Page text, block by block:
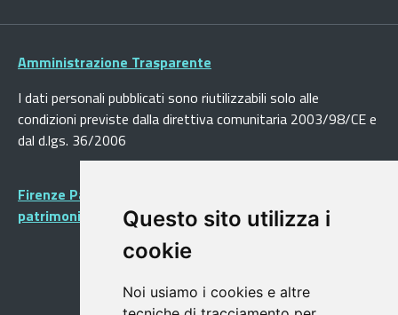
Questo sito utilizza i
cookie
Noi usiamo i cookies e altre
Amministrazione Trasparente
I dati personali pubblicati sono riutilizzabili solo alle
condizioni previste dalla direttiva comunitaria 2003/98/CE e
dal d.lgs. 36/2006
Firenze Patrimonio Mondiale - Centro storico di Firenze
patrimonio dell’Umanità